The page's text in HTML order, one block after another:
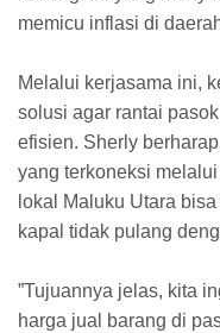
memicu inflasi di
​Melalui kerjasama ini,
solusi agar rantai
efisien. Sherly
yang terkoneksi
lokal Maluku Utara
kapal tidak pulang
​”Tujuannya jelas, kita
harga jual barang di